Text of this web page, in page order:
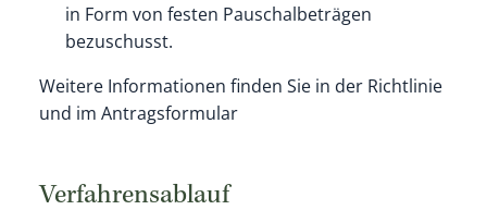
in Form von festen Pauschalbeträgen
bezuschusst.
Weitere Informationen finden Sie in der Richtlinie
und im Antragsformular
Verfahrensablauf